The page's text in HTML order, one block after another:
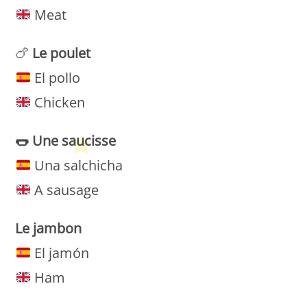
Meat
🍗 Le poulet
El pollo
Chicken
🌭 Une saucisse
Una salchicha
A sausage
Le jambon
El jamón
Ham